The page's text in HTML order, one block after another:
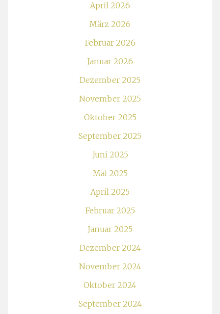
April 2026
März 2026
Februar 2026
Januar 2026
Dezember 2025
November 2025
Oktober 2025
September 2025
Juni 2025
Mai 2025
April 2025
Februar 2025
Januar 2025
Dezember 2024
November 2024
Oktober 2024
September 2024